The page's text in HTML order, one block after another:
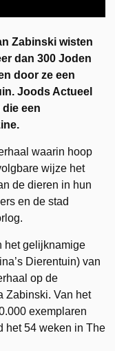
Zabinski wisten
dan 300 Joden
door ze een
Joods Actueel
een
waarin hoop
wijze het
de dieren in hun
en de stad
het gelijknamige
Dierentuin) van
op de
Zabinski. Van het
exemplaren
het 54 weken in The